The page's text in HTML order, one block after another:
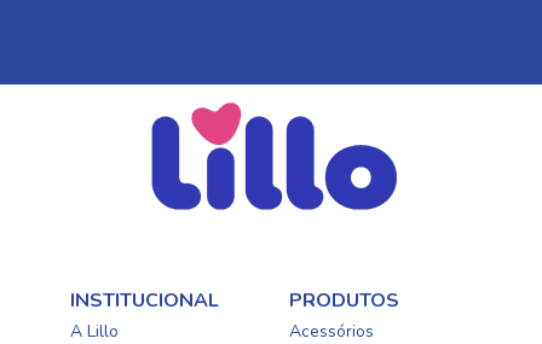
INSTITUCIONAL
A Lillo
PRODUTOS
Acessórios